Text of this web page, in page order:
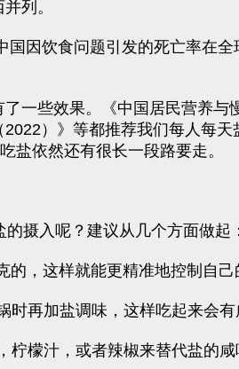
列。
因饮食问题引发的死亡率在全
一些效果。《中国居民营养与
）》等都推荐我们每人每天
盐依然还有很长一段路要走。
摄入呢？建议从几个方面做起：
，这样就能更精准地控制自己
再加盐调味，这样吃起来会有
檬汁，或者辣椒来替代盐的咸